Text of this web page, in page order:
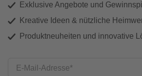
Exklusive Angebote und
Kreative Ideen & nützliche
Produktneuheiten und innovative
E-Mail-Adresse